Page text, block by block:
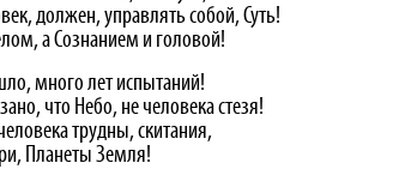
должен, управлять собой, Суть!
а Сознанием и головой!
много лет испытаний!
что Небо, не человека стезя!
трудны, скитания,
Планеты Земля!